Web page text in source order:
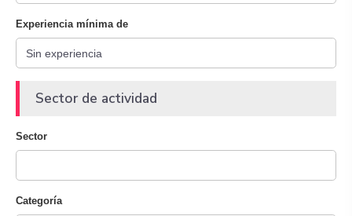
Experiencia mínima de
Sector de actividad
Sector
Categoría